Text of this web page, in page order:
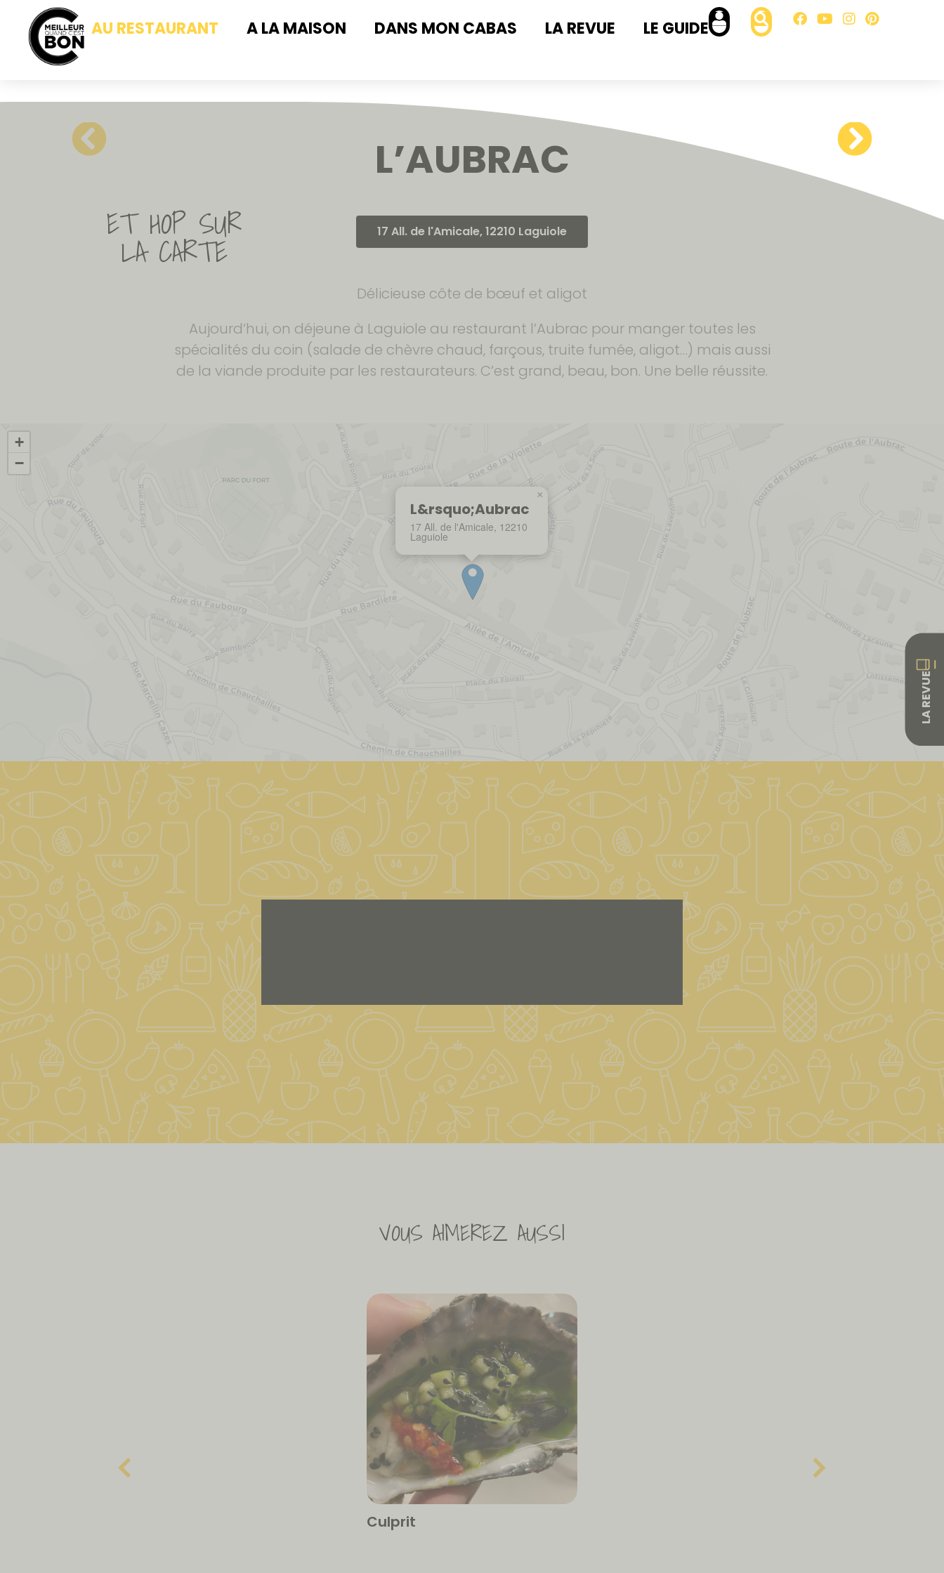
AU RESTAURANT A LA MAISON DANS MON CABAS LA REVUE LE GUIDE
L’AUBRAC
17 All. de l'Amicale, 12210 Laguiole
Délicieuse côte de bœuf et aligot
Aujourd’hui, on déjeune à Laguiole au restaurant l’Aubrac pour manger toutes les
spécialités du coin (salade de chèvre chaud, farçous, truite fumée, aligot…) mais aussi
de la viande produite par les restaurateurs. C’est grand, beau, bon. Une belle réussite.
L&rsquo;Aubrac
17 All. de l'Amicale, 12210
Laguiole
×
+
−
| &copy; OpenStreetMap & Carto | © OpenStreetMap
VOUS AIMEREZ AUSSI
Culprit
LA REVUE